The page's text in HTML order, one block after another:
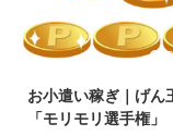
お小遣い稼ぎ｜げん
「モリモリ選手権」